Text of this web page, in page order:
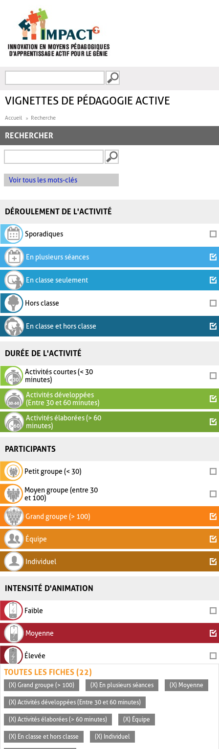
FORMULAIRE DE
VIGNETTES DE PÉDAGOGIE ACTIVE
Accueil Recherche
RECHERCHER
Voir tous les mots-clés
DÉROULEMENT DE L'ACTIVITÉ
Sporadiques
En plusieurs séances
En classe seulement
Hors classe
En classe et hors classe
DURÉE DE L'ACTIVITÉ
Activités courtes (< 30
minutes)
Activités développées
(Entre 30 et 60 minutes)
Activités élaborées (> 60
minutes)
PARTICIPANTS
Petit groupe (< 30)
Moyen groupe (entre 30
et 100)
Grand groupe (> 100)
Équipe
Individuel
INTENSITÉ D'ANIMATION
Faible
Moyenne
Élevée
TOUTES LES FICHES (22)
(X) Grand groupe (> 100) (X) En plusieurs séances (X) Moyenne
(X) Activités développées (Entre 30 et 60 minutes)
(X) Activités élaborées (> 60 minutes) (X) Équipe
(X) En classe et hors classe (X) Individuel